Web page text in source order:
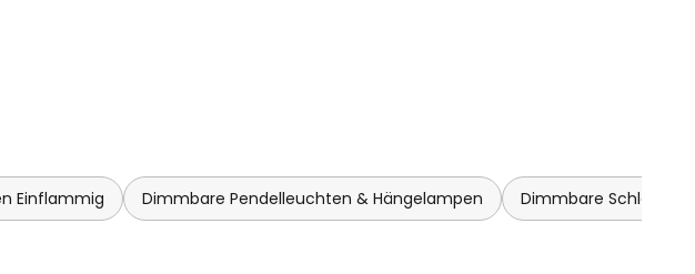
Einflammig Dimmbare Pendelleuchten & Hängelampen Dimmbare